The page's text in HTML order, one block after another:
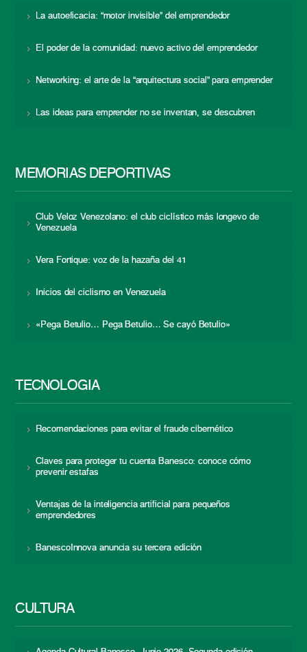
La autoeficacia: “motor invisible” del emprendedor
El poder de la comunidad: nuevo activo del emprendedor
Networking: el arte de la “arquitectura social” para emprender
Las ideas para emprender no se inventan, se descubren
MEMORIAS DEPORTIVAS
Club Veloz Venezolano: el club ciclístico más longevo de
Venezuela
Vera Fortique: voz de la hazaña del 41
Inicios del ciclismo en Venezuela
«Pega Betulio… Pega Betulio… Se cayó Betulio»
TECNOLOGÍA
Recomendaciones para evitar el fraude cibernético
Claves para proteger tu cuenta Banesco: conoce cómo
prevenir estafas
Ventajas de la inteligencia artificial para pequeños
emprendedores
BanescoInnova anuncia su tercera edición
CULTURA